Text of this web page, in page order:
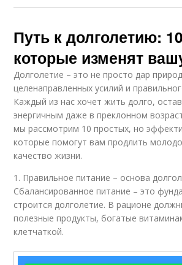
Путь к долголетию:
которые изменят
Долголетие – это не просто дар
целенаправленных усилий и
Каждый из нас хочет жить долго,
энергичным даже в преклонном
мы рассмотрим 10 простых, но
которые помогут вам продлить
качество жизни.
1. Правильное питание – основа
Сбалансированное питание – это
строится долголетие. В рационе
полезные продукты, богатые
клетчаткой.